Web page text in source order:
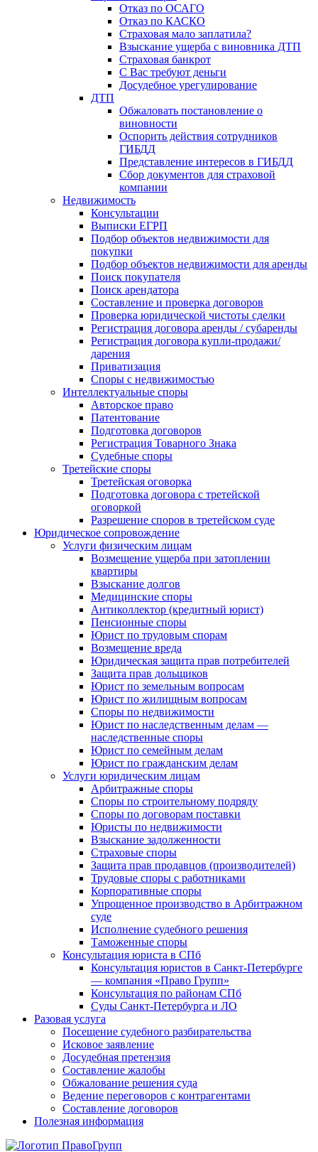
Отказ по ОСАГО
Отказ по КАСКО
Страховая мало заплатила?
Взыскание ущерба с виновника ДТП
Страховая банкрот
С Вас требуют деньги
Досудебное урегулирование
ДТП
Обжаловать постановление о
виновности
Оспорить действия сотрудников
ГИБДД
Представление интересов в ГИБДД
Сбор документов для страховой
компании
Недвижимость
Консультации
Выписки ЕГРП
Подбор объектов недвижимости для
покупки
Подбор объектов недвижимости для аренды
Поиск покупателя
Поиск арендатора
Составление и проверка договоров
Проверка юридической чистоты сделки
Регистрация договора аренды / субаренды
Регистрация договора купли-продажи/
дарения
Приватизация
Cпоры с недвижимостью
Интеллектуальные споры
Авторское право
Патентование
Подготовка договоров
Регистрация Товарного Знака
Судебные споры
Третейские споры
Третейская оговорка
Подготовка договора с третейской
оговоркой
Разрешение споров в третейском суде
Юридическое сопровождение
Услуги физическим лицам
Возмещение ущерба при затоплении
квартиры
Взыскание долгов
Медицинские споры
Антиколлектор (кредитный юрист)
Пенсионные споры
Юрист по трудовым спорам
Возмещение вреда
Юридическая защита прав потребителей
Защита прав дольщиков
Юрист по земельным вопросам
Юрист по жилищным вопросам
Споры по недвижимости
Юрист по наследственным делам —
наследственные споры
Юрист по семейным делам
Юрист по гражданским делам
Услуги юридическим лицам
Арбитражные споры
Споры по строительному подряду
Споры по договорам поставки
Юристы по недвижимости
Взыскание задолженности
Страховые споры
Защита прав продавцов (производителей)
Трудовые споры с работниками
Корпоративные споры
Упрощенное производство в Арбитражном
суде
Исполнение судебного решения
Таможенные споры
Консультация юриста в СПб
Консультация юристов в Санкт-Петербурге
— компания «Право Групп»
Консультация по районам СПб
Суды Санкт-Петербурга и ЛО
Разовая услуга
Посещение судебного разбирательства
Исковое заявление
Досудебная претензия
Составление жалобы
Обжалование решения суда
Ведение переговоров с контрагентами
Составление договоров
Полезная информация